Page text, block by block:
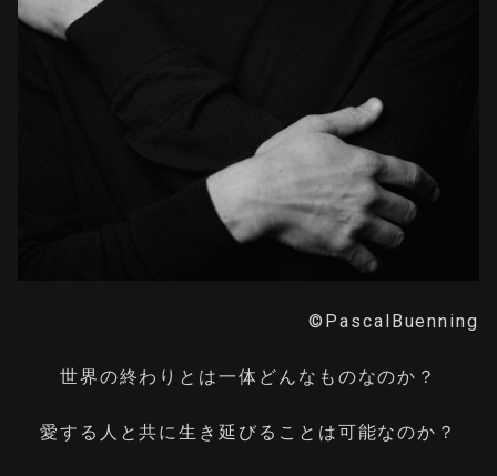
©PascalBuenning
世界の終わりとは一体どんなものなのか？
愛する人と共に生き延びることは可能なのか？